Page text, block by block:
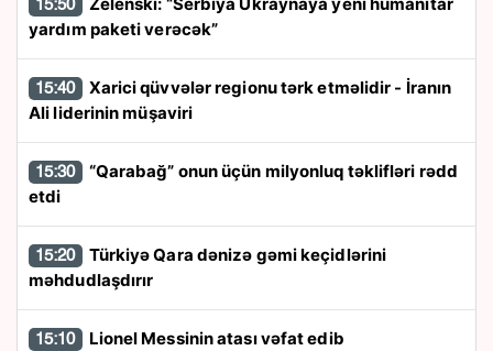
15:50
yardım paketi verəcək”
15:40
Ali liderinin müşaviri
15:30
etdi
15:20
məhdudlaşdırır
15:10 Lionel Messinin atası vəfat edib